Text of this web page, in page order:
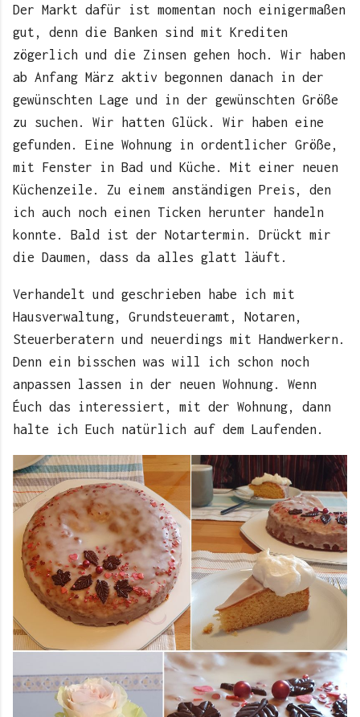
Der Markt dafür ist momentan noch einigermaßen
gut, denn die Banken sind mit Krediten
zögerlich und die Zinsen gehen hoch. Wir haben
ab Anfang März aktiv begonnen danach in der
gewünschten Lage und in der gewünschten Größe
zu suchen. Wir hatten Glück. Wir haben eine
gefunden. Eine Wohnung in ordentlicher Größe,
mit Fenster in Bad und Küche. Mit einer neuen
Küchenzeile. Zu einem anständigen Preis, den
ich auch noch einen Ticken herunter handeln
konnte. Bald ist der Notartermin. Drückt mir
die Daumen, dass da alles glatt läuft.
Verhandelt und geschrieben habe ich mit
Hausverwaltung, Grundsteueramt, Notaren,
Steuerberatern und neuerdings mit Handwerkern.
Denn ein bisschen was will ich schon noch
anpassen lassen in der neuen Wohnung. Wenn
Éuch das interessiert, mit der Wohnung, dann
halte ich Euch natürlich auf dem Laufenden.